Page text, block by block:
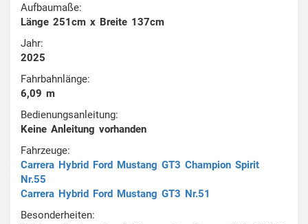
Aufbaumaße:
Länge 251cm x Breite 137cm
Jahr:
2025
Fahrbahnlänge:
6,09 m
Bedienungsanleitung:
Keine Anleitung vorhanden
Fahrzeuge:
Carrera Hybrid Ford Mustang GT3 Champion Spirit
Nr.55
Carrera Hybrid Ford Mustang GT3 Nr.51
Besonderheiten: